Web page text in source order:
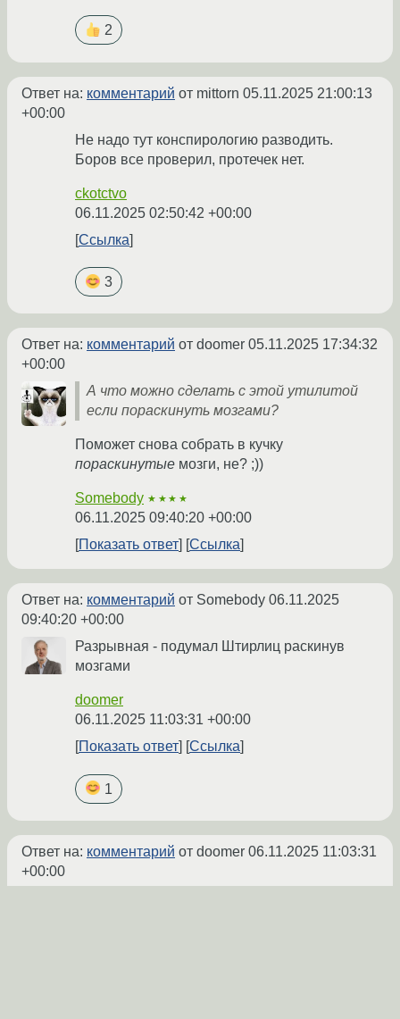
2
Ответ на: комментарий от mittorn 05.11.2025 21:00:13
+00:00
Не надо тут конспирологию разводить.
Боров все проверил, протечек нет.
ckotctvo
06.11.2025 02:50:42 +00:00
Ссылка
3
Ответ на: комментарий от doomer 05.11.2025 17:34:32
+00:00
А что можно сделать с этой утилитой
если пораскинуть мозгами?
Поможет снова собрать в кучку
пораскинутые мозги, не? ;))
Somebody ★★★★
06.11.2025 09:40:20 +00:00
Показать ответ
Ссылка
Ответ на: комментарий от Somebody 06.11.2025
09:40:20 +00:00
Разрывная - подумал Штирлиц раскинув
мозгами
doomer
06.11.2025 11:03:31 +00:00
Показать ответ
Ссылка
1
Ответ на: комментарий от doomer 06.11.2025 11:03:31
+00:00